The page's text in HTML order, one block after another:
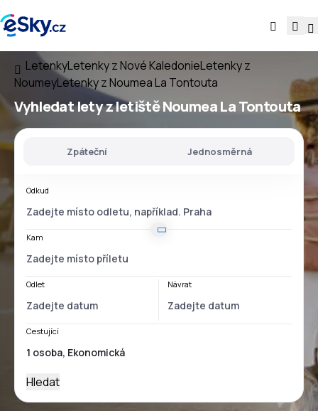
LetenkyLetenky z Nové KaledonieLetenky z
NoumeyLetenky z Noumea La Tontouta
Vyhledat letyzletištěNoumea La Tontouta
Zpáteční Jednosměrná
Odkud
Kam
Odlet Návrat
Cestující
Hledat